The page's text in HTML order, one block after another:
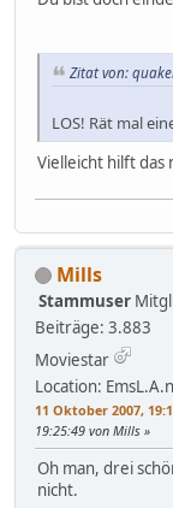
Zitat von:
LOS! Rät mal
Vielleicht hilft das
Mills
Stammuser
Beiträge: 3.883
Moviestar
Location:
11 Oktober 2007,
19:25:49 von Mills
Oh man, drei
nicht.